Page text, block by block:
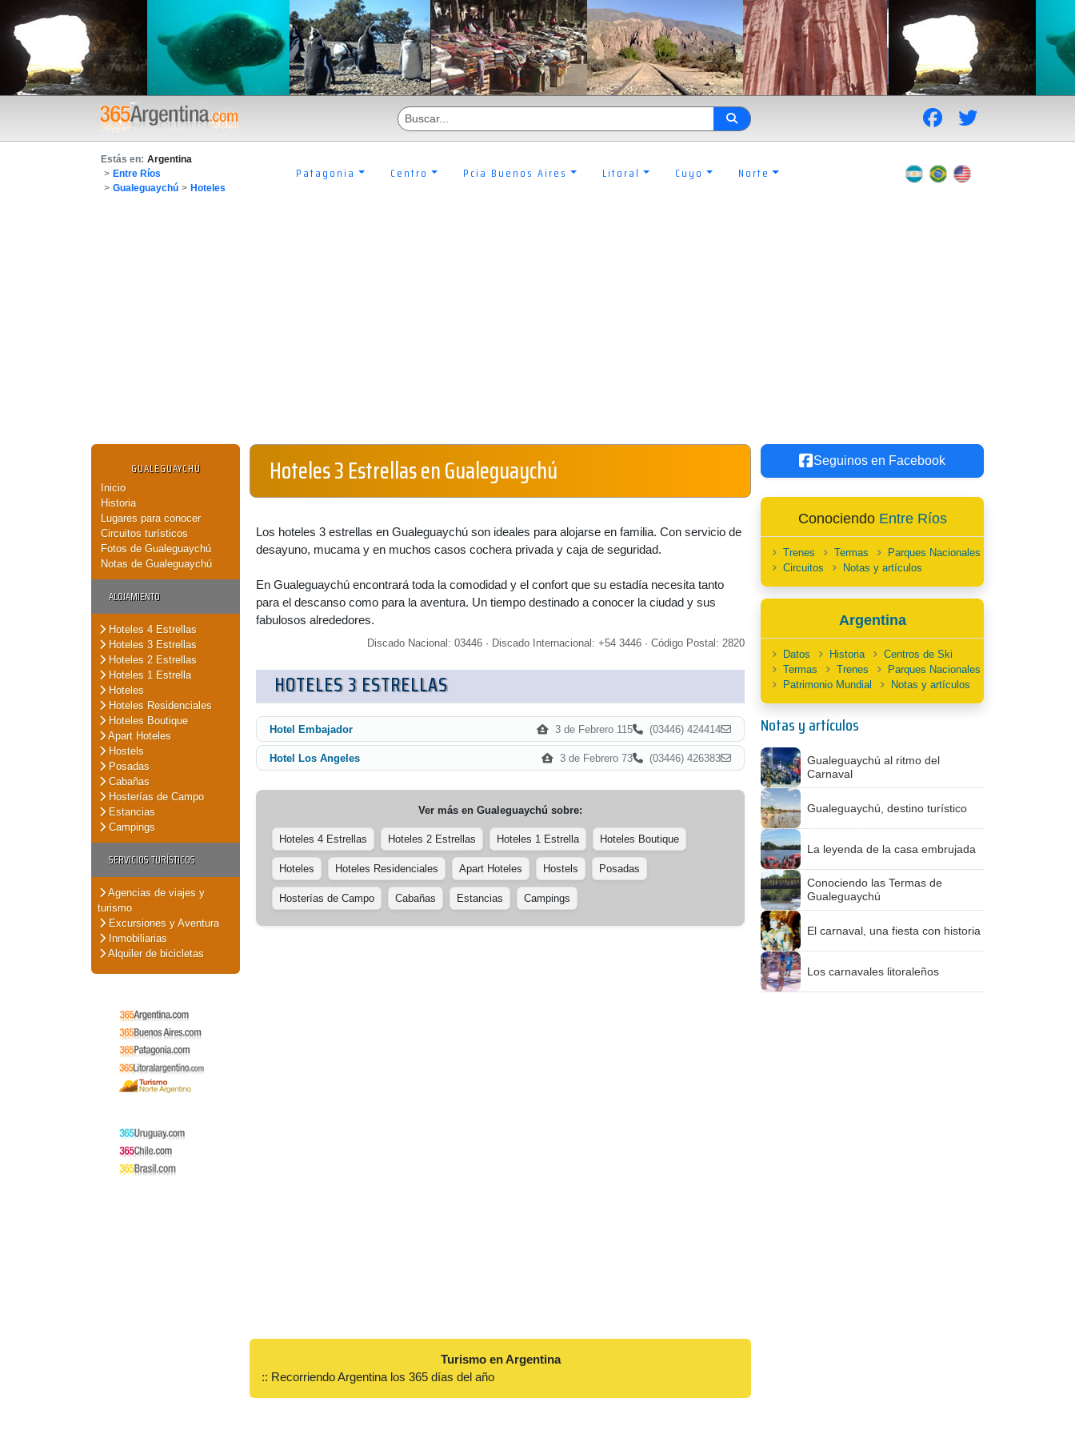
Estás en: Argentina
> Entre Ríos
> Gualeguaychú > Hoteles
Patagonia Centro Pcia Buenos Aires Litoral Cuyo Norte
GUALEGUAYCHÚ
Inicio
Historia
Lugares para conocer
Circuitos turísticos
Fotos de Gualeguaychú
Notas de Gualeguaychú
ALOJAMIENTO
Hoteles 4 Estrellas
Hoteles 3 Estrellas
Hoteles 2 Estrellas
Hoteles 1 Estrella
Hoteles
Hoteles Residenciales
Hoteles Boutique
Apart Hoteles
Hostels
Posadas
Cabañas
Hosterías de Campo
Estancias
Campings
SERVICIOS TURÍSTICOS
Agencias de viajes y
turismo
Excursiones y Aventura
Inmobiliarias
Alquiler de bicicletas
Hoteles 3 Estrellas en Gualeguaychú
Los hoteles 3 estrellas en Gualeguaychú son ideales para alojarse en familia. Con servicio de
desayuno, mucama y en muchos casos cochera privada y caja de seguridad.
En Gualeguaychú encontrará toda la comodidad y el confort que su estadía necesita tanto
para el descanso como para la aventura. Un tiempo destinado a conocer la ciudad y sus
fabulosos alrededores.
Discado Nacional: 03446 · Discado Internacional: +54 3446 · Código Postal: 2820
HOTELES 3 ESTRELLAS
Hotel Embajador 3 de Febrero 115 (03446) 424414
Hotel Los Angeles 3 de Febrero 73 (03446) 426383
Ver más en Gualeguaychú sobre:
Hoteles 4 Estrellas Hoteles 2 Estrellas Hoteles 1 Estrella Hoteles Boutique
Hoteles Hoteles Residenciales Apart Hoteles Hostels Posadas
Hosterías de Campo Cabañas Estancias Campings
Turismo en Argentina
:: Recorriendo Argentina los 365 días del año
Seguinos en Facebook
Conociendo Entre Ríos
Trenes Termas
Parques Nacionales
Circuitos
Notas y artículos
Argentina
Datos Historia
Centros de Ski
Termas
Trenes
Parques Nacionales
Patrimonio Mundial
Notas y artículos
Notas y artículos
Gualeguaychú al ritmo del
Carnaval
Gualeguaychú, destino turístico
La leyenda de la casa embrujada
Conociendo las Termas de
Gualeguaychú
El carnaval, una fiesta con historia
Los carnavales litoraleños